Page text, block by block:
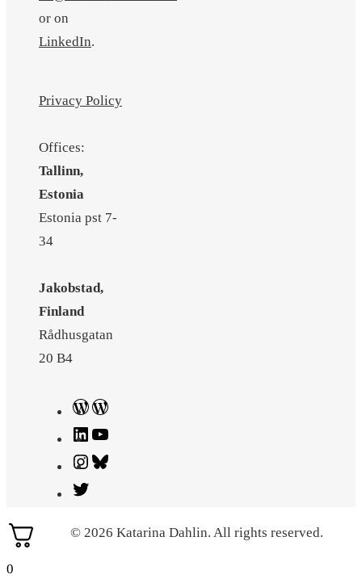
or on
LinkedIn.
Privacy Policy
Offices:
Tallinn,
Estonia
Estonia pst 7-
34
Jakobstad,
Finland
Rådhusgatan
20 B4
WordPress
LinkedIn
Instagram
© 2026 Katarina Dahlin. All rights reserved.
0